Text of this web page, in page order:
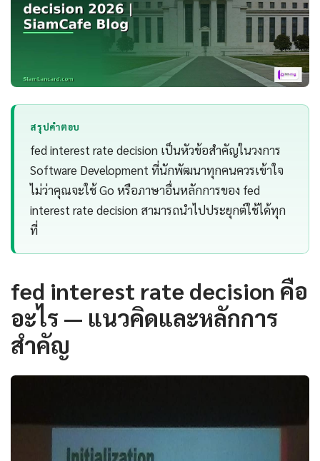
สรุปคำตอบ
fed interest rate decision เป็นหัวข้อสำคัญในวงการ
Software Development ที่นักพัฒนาทุกคนควรเข้าใจ
ไม่ว่าคุณจะใช้ Go หรือภาษาอื่นหลักการของ fed
interest rate decision สามารถนำไปประยุกต์ใช้ได้ทุก
ที่
fed interest rate decision คือ
อะไร — แนวคิดและหลักการ
สำคัญ